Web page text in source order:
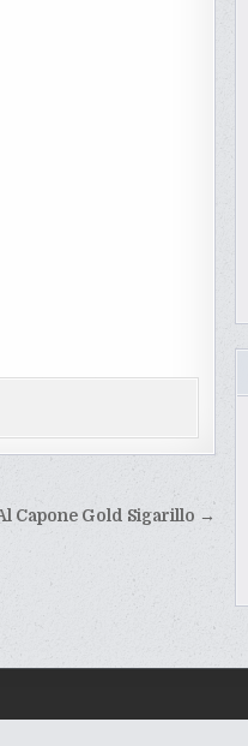
Capone Gold Sigarillo →